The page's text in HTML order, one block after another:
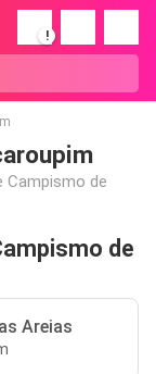
!
Campismo de
de
Areias